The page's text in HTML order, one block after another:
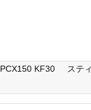
PCX150 KF30 ステ